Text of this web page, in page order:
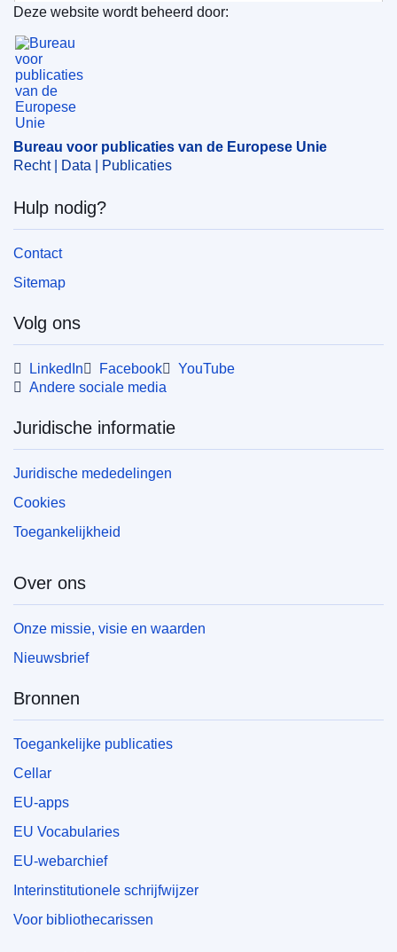
Europese Unie)
Onderwerp:
meel van graan
CELEX : 62018TA0078
IMMC : ARR-T-0078-2018
Bureau voor publicaties van de Europese Unie
Deze website wordt beheerd door:
Bureau voor publicaties van de Europese Unie
Recht | Data | Publicaties
Hulp nodig?
Contact
Sitemap
Volg ons
LinkedIn Facebook
YouTube
Andere sociale media
Juridische informatie
Juridische mededelingen
Cookies
Toegankelijkheid
Over ons
Onze missie, visie en waarden
Nieuwsbrief
Bronnen
Toegankelijke publicaties
Cellar
EU-apps
EU Vocabularies
EU-webarchief
Interinstitutionele schrijfwijzer
Voor bibliothecarissen